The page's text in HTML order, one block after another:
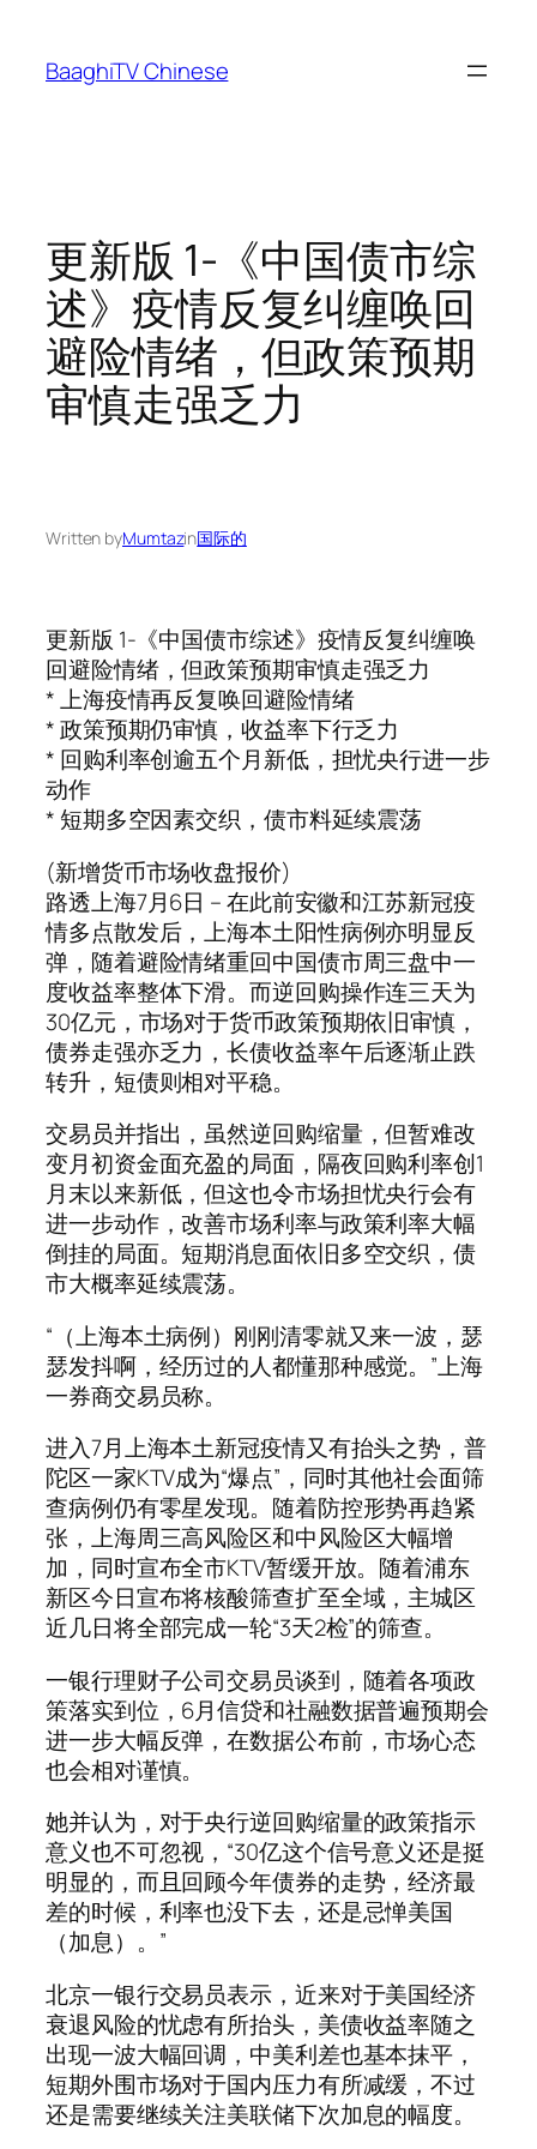
content
BaaghiTV Chinese
更新版 1-《中国债市综
述》疫情反复纠缠唤回
避险情绪，但政策预期
审慎走强乏力
Written byMumtazin国际的
更新版 1-《中国债市综述》疫情反复纠缠唤
回避险情绪，但政策预期审慎走强乏力
* 上海疫情再反复唤回避险情绪
* 政策预期仍审慎，收益率下行乏力
* 回购利率创逾五个月新低，担忧央行进一步
动作
* 短期多空因素交织，债市料延续震荡
(新增货币市场收盘报价)
路透上海7月6日 – 在此前安徽和江苏新冠疫
情多点散发后，上海本土阳性病例亦明显反
弹，随着避险情绪重回中国债市周三盘中一
度收益率整体下滑。而逆回购操作连三天为
30亿元，市场对于货币政策预期依旧审慎，
债券走强亦乏力，长债收益率午后逐渐止跌
转升，短债则相对平稳。
交易员并指出，虽然逆回购缩量，但暂难改
变月初资金面充盈的局面，隔夜回购利率创1
月末以来新低，但这也令市场担忧央行会有
进一步动作，改善市场利率与政策利率大幅
倒挂的局面。短期消息面依旧多空交织，债
市大概率延续震荡。
“（上海本土病例）刚刚清零就又来一波，瑟
瑟发抖啊，经历过的人都懂那种感觉。”上海
一券商交易员称。
进入7月上海本土新冠疫情又有抬头之势，普
陀区一家KTV成为“爆点”，同时其他社会面筛
查病例仍有零星发现。随着防控形势再趋紧
张，上海周三高风险区和中风险区大幅增
加，同时宣布全市KTV暂缓开放。随着浦东
新区今日宣布将核酸筛查扩至全域，主城区
近几日将全部完成一轮“3天2检”的筛查。
一银行理财子公司交易员谈到，随着各项政
策落实到位，6月信贷和社融数据普遍预期会
进一步大幅反弹，在数据公布前，市场心态
也会相对谨慎。
她并认为，对于央行逆回购缩量的政策指示
意义也不可忽视，“30亿这个信号意义还是挺
明显的，而且回顾今年债券的走势，经济最
差的时候，利率也没下去，还是忌惮美国
（加息）。”
北京一银行交易员表示，近来对于美国经济
衰退风险的忧虑有所抬头，美债收益率随之
出现一波大幅回调，中美利差也基本抹平，
短期外围市场对于国内压力有所减缓，不过
还是需要继续关注美联储下次加息的幅度。